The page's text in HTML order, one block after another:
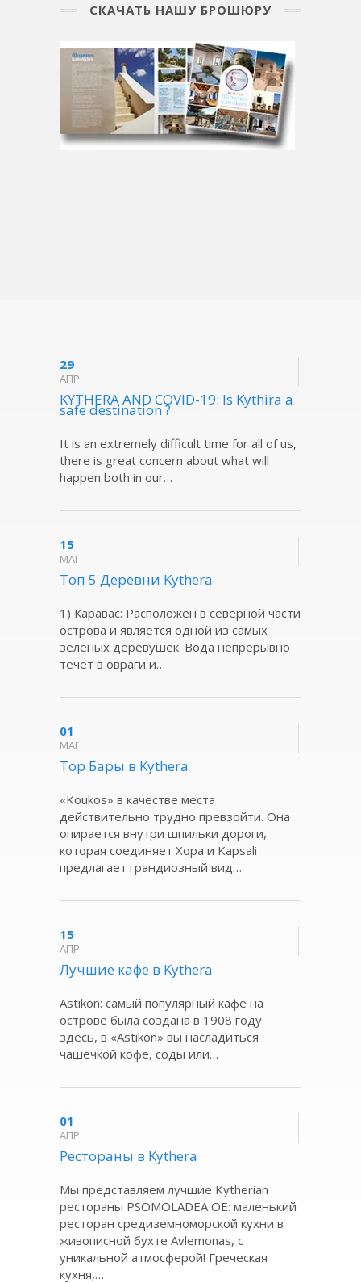
СКАЧАТЬ НАШУ БРОШЮРУ
29
ΑΠΡ
KYTHERA AND COVID-19: Is Kythira a
safe destination ?
It is an extremely difficult time for all of us,
there is great concern about what will
happen both in our…
15
ΜΑΪ
Топ 5 Деревни Kythera
1) Каравас: Расположен в северной части
острова и является одной из самых
зеленых деревушек. Вода непрерывно
течет в овраги и…
01
ΜΑΪ
Τοp Бары в Kythera
«Koukos» в качестве места
действительно трудно превзойти. Она
опирается внутри шпильки дороги,
которая соединяет Хора и Kapsali
предлагает грандиозный вид…
15
ΑΠΡ
Лучшие кафе в Kythera
Astikon: самый популярный кафе на
острове была создана в 1908 году
здесь, в «Astikon» вы насладиться
чашечкой кофе, соды или…
01
ΑΠΡ
Рестораны в Kythera
Мы представляем лучшие Kytherian
рестораны PSOMOLADEA OE: маленький
ресторан средиземноморской кухни в
живописной бухте Avlemonas, с
уникальной атмосферой! Греческая
кухня,…